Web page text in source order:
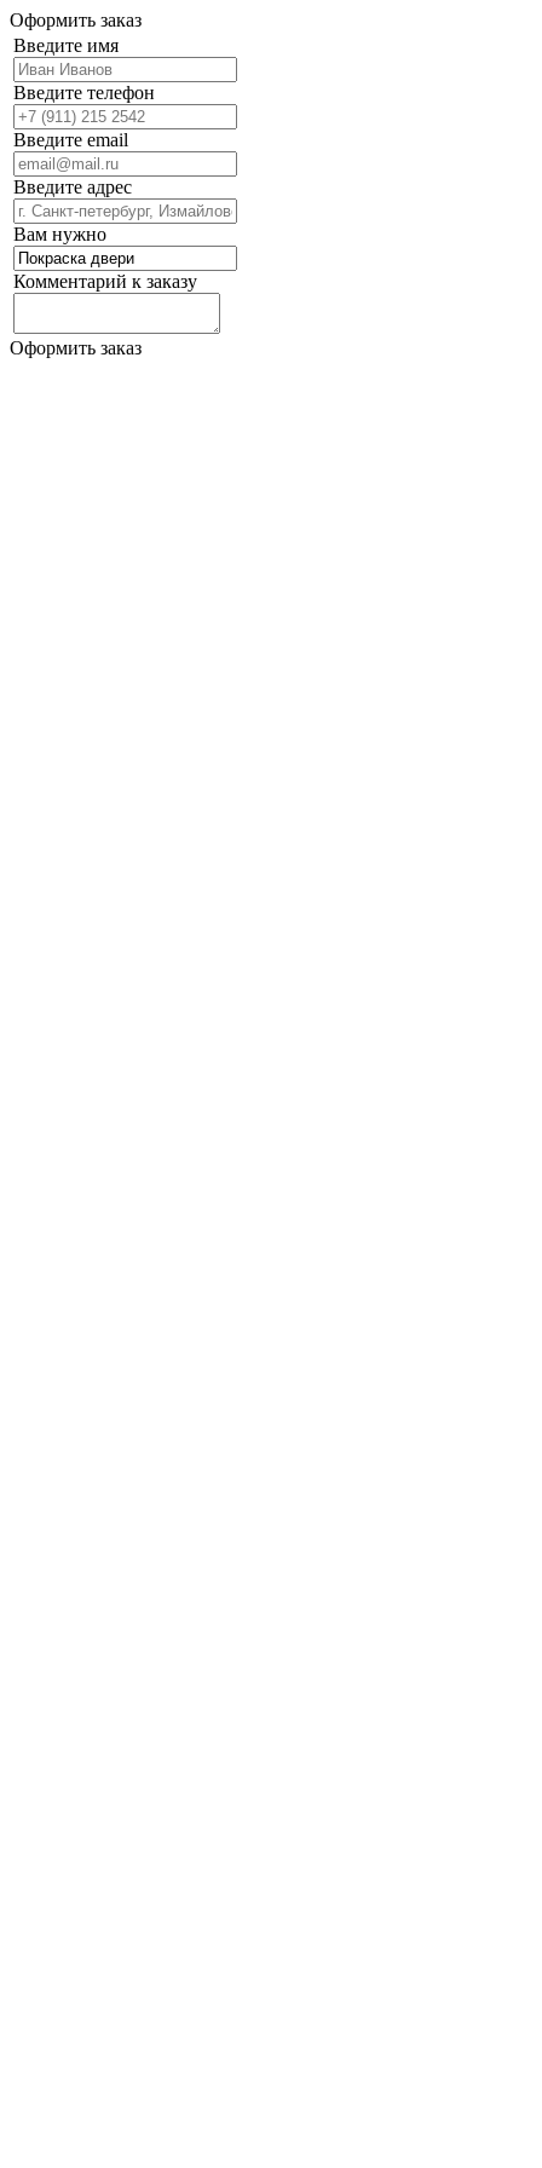
Оформить заказ
Введите имя
Введите телефон
Введите email
Введите адрес
Вам нужно
Комментарий к заказу
Оформить заказ